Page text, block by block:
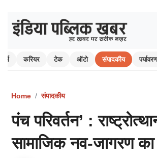
करियर टेक ऑटो संपादकीय पर्यावरण
Home संपादकीय
पंच परिवर्तन’ :
सामाजिक नव-जागरण का